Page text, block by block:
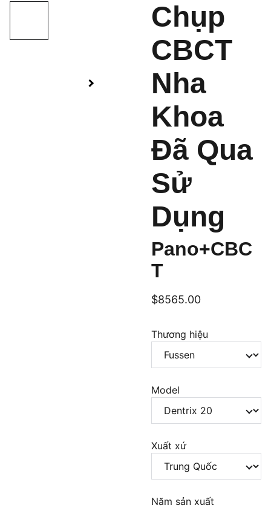
Chụp
CBCT
Nha
Khoa
Đã Qua
Sử
Dụng
Pano+CBC
T
$8565.00
Thương hiệu
Model
Xuất xứ
Năm sản xuất